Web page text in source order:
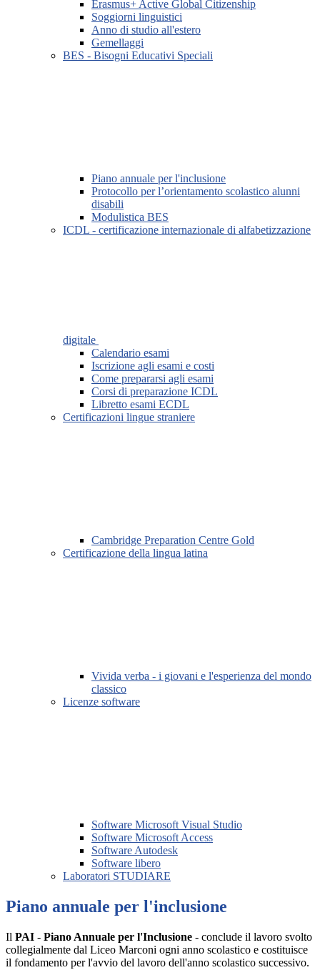
Erasmus+ Active Global Citizenship
Soggiorni linguistici
Anno di studio all'estero
Gemellaggi
BES - Bisogni Educativi Speciali
Piano annuale per l'inclusione
Protocollo per l’orientamento scolastico alunni
disabili
Modulistica BES
ICDL - certificazione internazionale di alfabetizzazione
digitale
Calendario esami
Iscrizione agli esami e costi
Come prepararsi agli esami
Corsi di preparazione ICDL
Libretto esami ECDL
Certificazioni lingue straniere
Cambridge Preparation Centre Gold
Certificazione della lingua latina
Vivida verba - i giovani e l'esperienza del mondo
classico
Licenze software
Software Microsoft Visual Studio
Software Microsoft Access
Software Autodesk
Software libero
Laboratori STUDIARE
Piano annuale per l'inclusione
Il PAI - Piano Annuale per l'Inclusione - conclude il lavoro svolto
collegialmente dal Liceo Marconi ogni anno scolastico e costituisce
il fondamento per l'avvio del lavoro dell'anno scolastico successivo.